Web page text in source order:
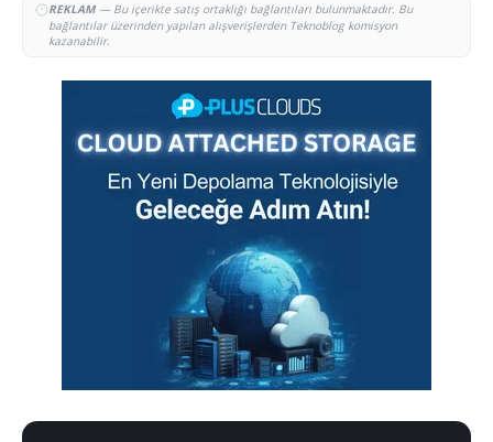
REKLAM— Bu içerikte satış ortaklığı bağlantıları bulunmaktadır. Bu
bağlantılar üzerinden yapılan alışverişlerden Teknoblog komisyon
kazanabilir.